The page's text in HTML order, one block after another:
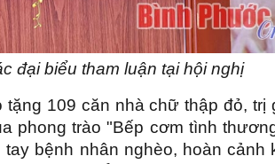
đại biểu tham luận tại hội nghị
tặng 109 căn nhà chữ thập đỏ, trị
phong trào "Bếp cơm tình
bệnh nhân nghèo, hoàn cảnh